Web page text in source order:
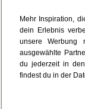
Mehr Inspiration,
dein Erlebnis
unsere Werbung
ausgewählte
du jederzeit in
findest du in der
Da ist
Leider ist